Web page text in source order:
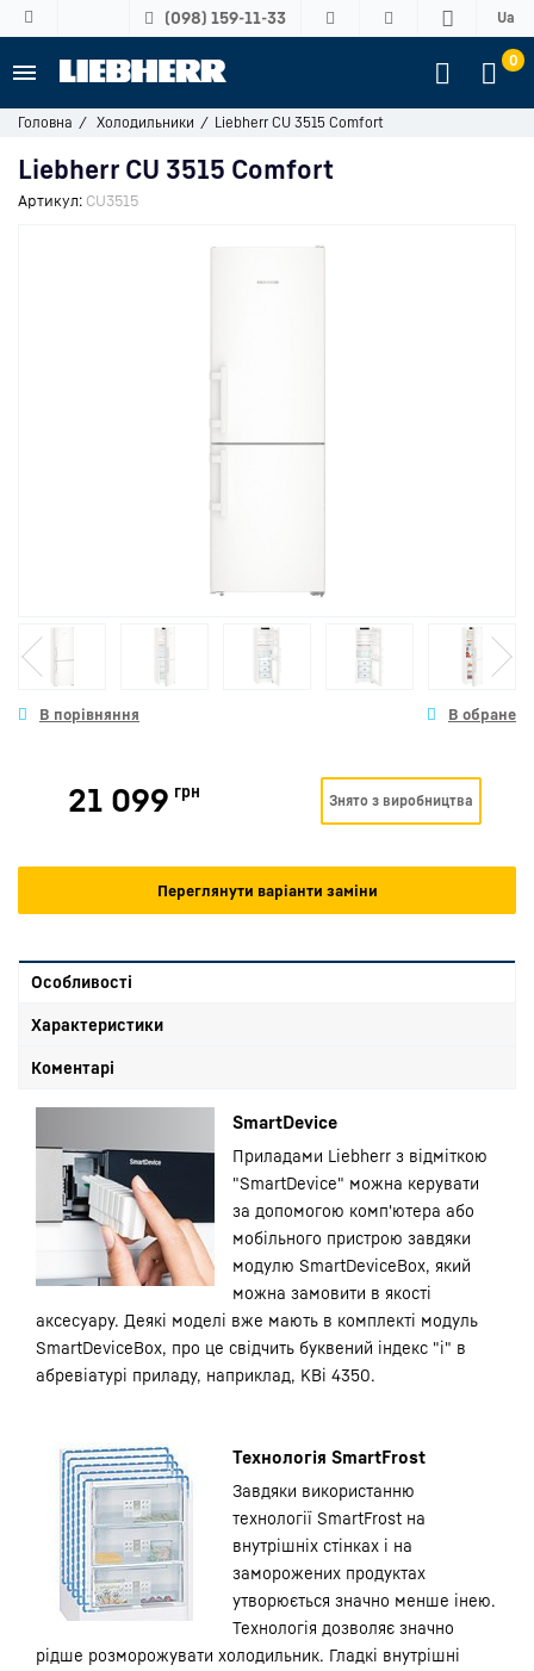
(098) 159-11-33 Ua
0
Головна Холодильники Liebherr CU 3515 Comfort
Liebherr CU 3515 Comfort
Артикул: CU3515
21 099 грн Знято з виробництва
Переглянути варіанти заміни
Особливості
Характеристики
Коментарі
SmartDevice
Приладами Liebherr з відміткою
"SmartDevice" можна керувати
за допомогою комп'ютера або
мобільного пристрою завдяки
модулю SmartDeviceBox, який
можна замовити в якості
аксесуару. Деякі моделі вже мають в комплекті модуль
SmartDeviceBox, про це свідчить буквений індекс "i" в
абревіатурі приладу, наприклад, KBi 4350.
Технологія SmartFrost
Завдяки використанню
технології SmartFrost на
внутрішніх стінках і на
заморожених продуктах
утворюється значно менше інею.
Технологія дозволяє значно
рідше розморожувати холодильник. Гладкі внутрішні